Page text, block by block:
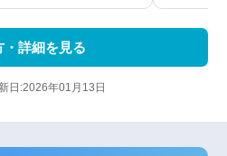
・詳細を見る
日:2026年01月13日